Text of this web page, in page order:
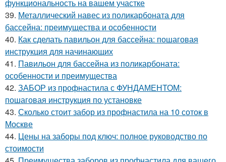
функциональность на вашем участке
39. Металлический навес из поликарбоната для
бассейна: преимущества и особенности
40. Как сделать павильон для бассейна: пошаговая
инструкция для начинающих
41. Павильон для бассейна из поликарбоната:
особенности и преимущества
42. ЗАБОР из профнастила с ФУНДАМЕНТОМ:
пошаговая инструкция по установке
43. Сколько стоит забор из профнастила на 10 соток в
Москве
44. Цены на заборы под ключ: полное руководство по
стоимости